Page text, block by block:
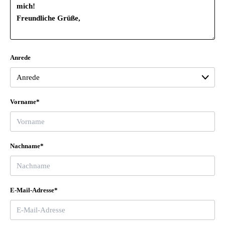
Anrede
Vorname*
Nachname*
E-Mail-Adresse*